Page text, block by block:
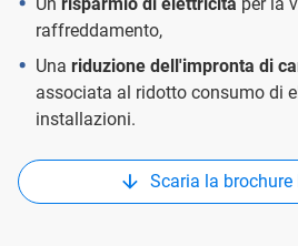
raffreddamento,
Una riduzione dell'impronta di
associata al ridotto consumo di
installazioni.
Scaria la brochure